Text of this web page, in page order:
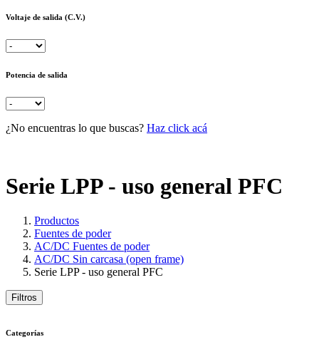
Voltaje de salida (C.V.)
Potencia de salida
¿No encuentras lo que buscas? Haz click acá
Serie LPP - uso general PFC
Productos
Fuentes de poder
AC/DC Fuentes de poder
AC/DC Sin carcasa (open frame)
Serie LPP - uso general PFC
Filtros
Categorías